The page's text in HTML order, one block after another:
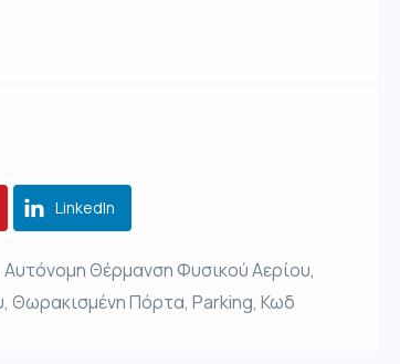
LinkedIn
Θέρμανση Φυσικού Αερίου,
Θωρακισμένη Πόρτα, Parking, Κωδ